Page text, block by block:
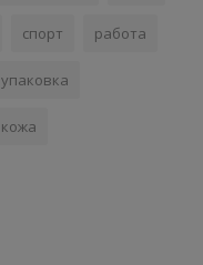
спорт работа
упаковка
кожа